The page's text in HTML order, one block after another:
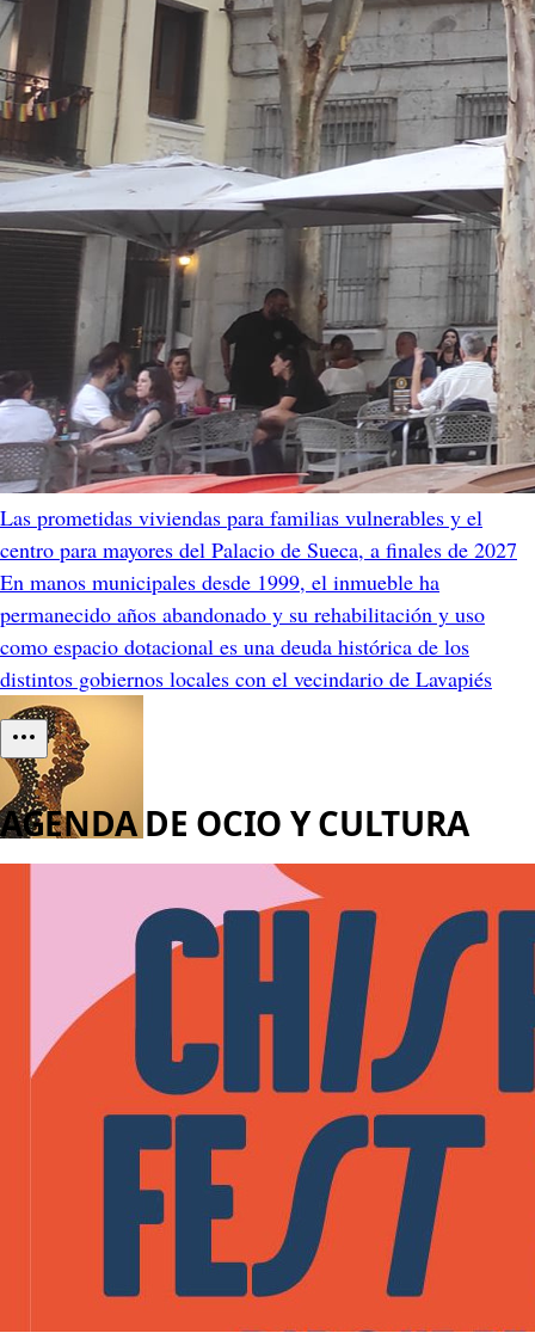
Las prometidas viviendas para familias vulnerables y el
centro para mayores del Palacio de Sueca, a finales de 2027
En manos municipales desde 1999, el inmueble ha
permanecido años abandonado y su rehabilitación y uso
como espacio dotacional es una deuda histórica de los
distintos gobiernos locales con el vecindario de Lavapiés
AGENDA DE OCIO Y CULTURA